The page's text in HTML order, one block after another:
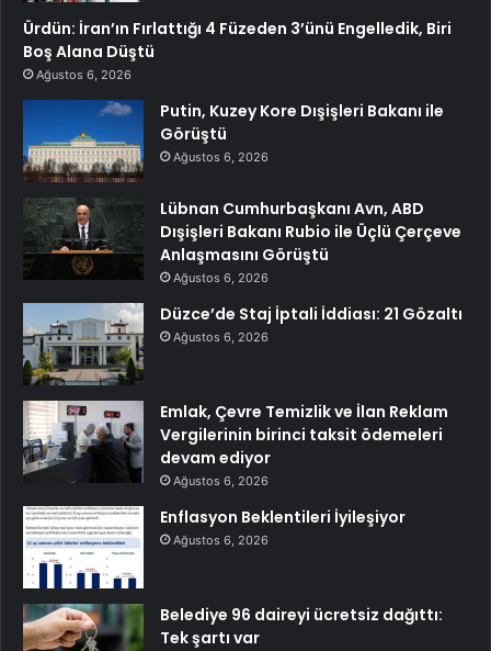
Ürdün: İran’ın Fırlattığı 4 Füzeden 3’ünü Engelledik, Biri
Boş Alana Düştü
Ağustos 6, 2026
Putin, Kuzey Kore Dışişleri Bakanı ile
Görüştü
Ağustos 6, 2026
Lübnan Cumhurbaşkanı Avn, ABD
Dışişleri Bakanı Rubio ile Üçlü Çerçeve
Anlaşmasını Görüştü
Ağustos 6, 2026
Düzce’de Staj İptali İddiası: 21 Gözaltı
Ağustos 6, 2026
Emlak, Çevre Temizlik ve İlan Reklam
Vergilerinin birinci taksit ödemeleri
devam ediyor
Ağustos 6, 2026
Enflasyon Beklentileri İyileşiyor
Ağustos 6, 2026
Belediye 96 daireyi ücretsiz dağıttı:
Tek şartı var